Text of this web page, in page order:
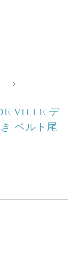
VILLE デ
ベルト尾